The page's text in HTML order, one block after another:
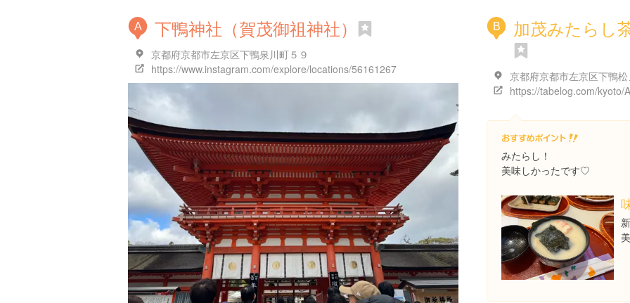
A 下鴨神社（賀茂御祖神社）
京都府京都市左京区下鴨泉川町５９
https://www.instagram.com/explore/locations/56161267
B 加茂みたらし
みたらし！
美味しかったです♡